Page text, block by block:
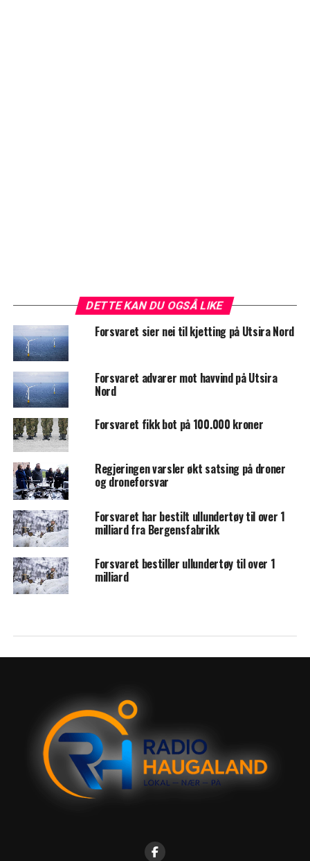
DETTE KAN DU OGSÅ LIKE
Forsvaret sier nei til kjetting på Utsira Nord
Forsvaret advarer mot havvind på Utsira
Nord
Forsvaret fikk bot på 100.000 kroner
Regjeringen varsler økt satsing på droner
og droneforsvar
Forsvaret har bestilt ullundertøy til over 1
milliard fra Bergensfabrikk
Forsvaret bestiller ullundertøy til over 1
milliard